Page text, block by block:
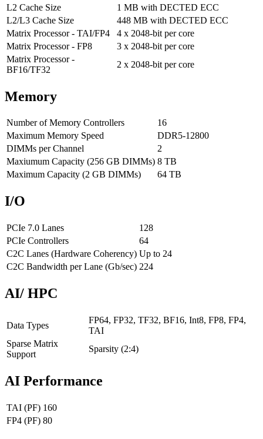
L2 Cache Size
1 MB with DECTED ECC
L2/L3 Cache Size
448 MB with DECTED ECC
Matrix Processor - TAI/FP4
4 x 2048-bit per core
Matrix Processor - FP8
3 x 2048-bit per core
Matrix Processor -
BF16/TF32
2 x 2048-bit per core
Memory
Number of Memory Controllers
16
Maximum Memory Speed
DDR5-12800
DIMMs per Channel
2
Maxiumum Capacity (256 GB DIMMs) 8 TB
Maximum Capacity (2 GB DIMMs)
64 TB
I/O
PCIe 7.0 Lanes
128
PCIe Controllers
64
C2C Lanes (Hardware Coherency) Up to 24
C2C Bandwidth per Lane (Gb/sec) 224
AI/ HPC
Data Types
FP64, FP32, TF32, BF16, Int8, FP8, FP4,
TAI
Sparse Matrix
Support
Sparsity (2:4)
AI Performance
TAI (PF) 160
FP4 (PF) 80